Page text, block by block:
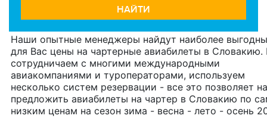
НАЙТИ
Наши опытные менеджеры найдут наиболее
для Вас цены на чартерные авиабилеты в
сотрудничаем с многими международными
авиакомпаниями и туроператорами, используем
несколько систем резервации - все это позволяет
предложить авиабилеты на чартер в Словакию по
низким ценам на сезон зима - весна - лето - осень